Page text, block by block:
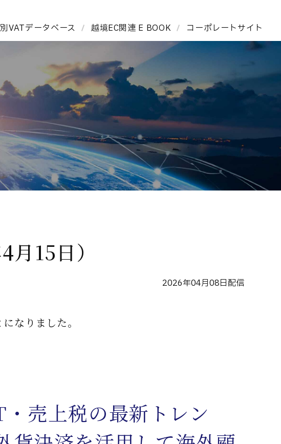
VATデータベース 越境EC関連 E BOOK コーポレートサイト
15日）
2026年04月08日配信
なりました。
売上税の最新トレン